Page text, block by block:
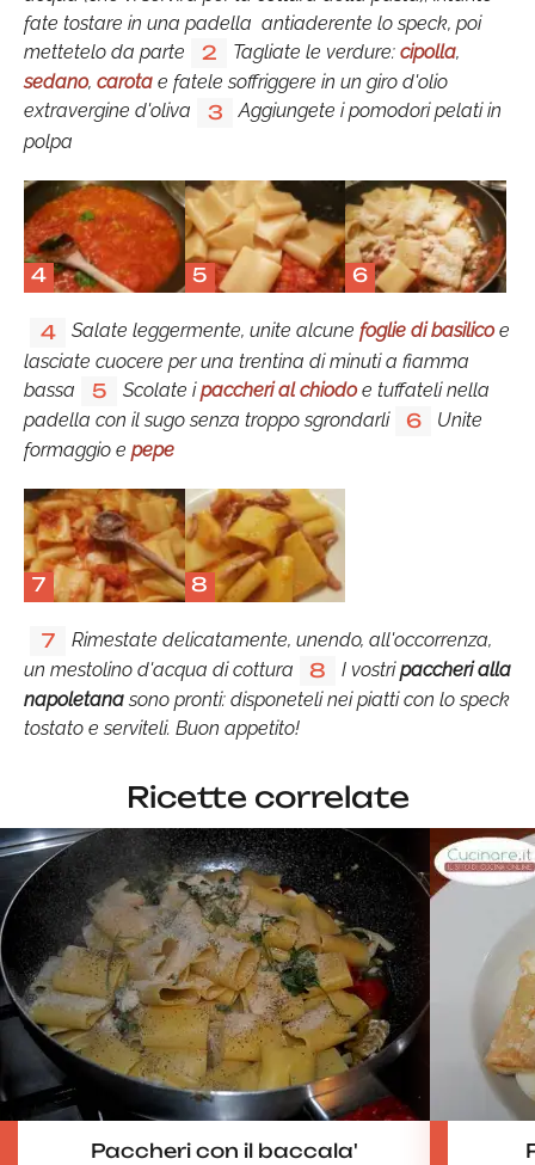
fate tostare in una padella antiaderente lo speck, poi
mettetelo da parte
2 Tagliate le verdure: cipolla,
sedano, carota e fatele soffriggere in un giro d'olio
extravergine d'oliva
3
Aggiungete i pomodori pelati in
polpa
4 5 6
4 Salate leggermente, unite alcune foglie di basilicoe
lasciate cuocere per una trentina di minuti a fiamma
bassa
5 Scolate ipaccheri al chiodoe tuffateli nella
padella con il sugo senza troppo sgrondarli
6
Unite
formaggio e pepe
7 8
7
Rimestate delicatamente, unendo, all'occorrenza,
un mestolino d'acqua di cottura
8 I vostripaccheri alla
napoletanasono pronti: disponeteli nei piatti con lo speck
tostato e serviteli. Buon appetito!
Ricette correlate
Paccheri con il baccala'